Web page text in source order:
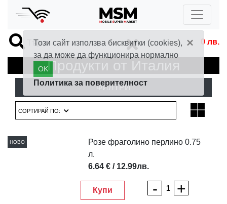
0 лв.
Продукти от Италия
×
Този сайт използва бисквитки (cookies),
за да може да функционира нормално
OK
Политика за поверителност
ФИЛТРИ
СОРТИРАЙ ПО:
НОВО
Розе фраголино перлино 0.75
л.
6.64 € / 12.99лв.
Купи - +